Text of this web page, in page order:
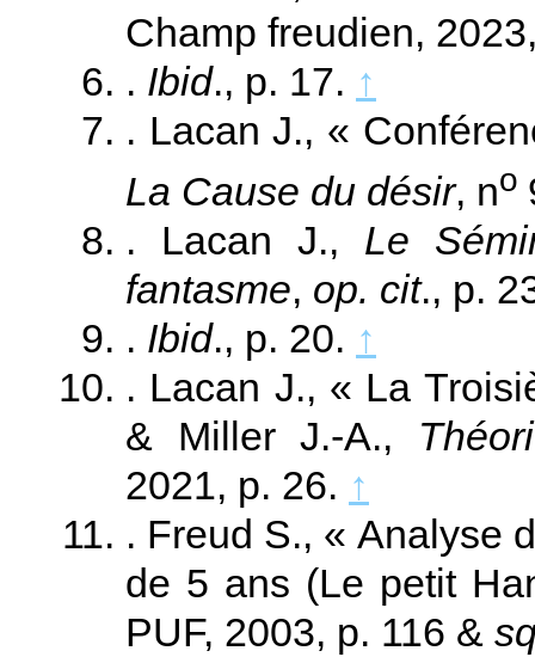
Champ freudien,
. Ibid., p. 17. ↑
. Lacan J., «
La Cause du désir, no
. Lacan J., Le
fantasme, op. cit., p.
. Ibid., p. 20. ↑
. Lacan J., « La
& Miller J.‑A.,
2021, p. 26. ↑
. Freud S., « Analyse
de 5 ans (Le petit
PUF, 2003, p. 116 &